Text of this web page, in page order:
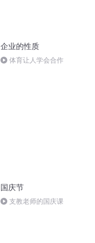
企业的性质
体育让人学会合作
国庆节
支教老师的国庆课